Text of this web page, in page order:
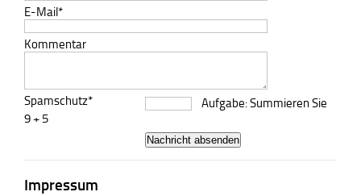
E-Mail*
Kommentar
Spamschutz*
Aufgabe: Summieren Sie
9 + 5
Nachricht absenden
Impressum